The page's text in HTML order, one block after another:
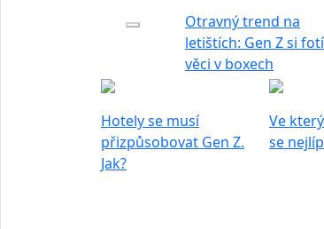
Otravný trend na
letištích: Gen Z si fotí
věci v boxech
Hotely se musí
přizpůsobovat Gen Z.
Jak?
Ve
se